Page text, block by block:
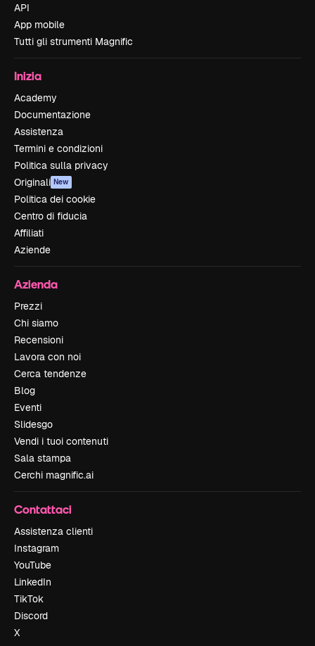
API
App mobile
Tutti gli strumenti Magnific
Inizia
Academy
Documentazione
Assistenza
Termini e condizioni
Politica sulla privacy
Originali New
Politica dei cookie
Centro di fiducia
Affiliati
Aziende
Azienda
Prezzi
Chi siamo
Recensioni
Lavora con noi
Cerca tendenze
Blog
Eventi
Slidesgo
Vendi i tuoi contenuti
Sala stampa
Cerchi magnific.ai
Contattaci
Assistenza clienti
Instagram
YouTube
LinkedIn
TikTok
Discord
X